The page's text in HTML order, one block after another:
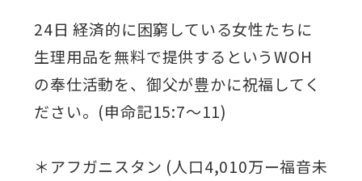
24日 経済的に困窮している女性たちに
生理用品を無料で提供するというWOH
の奉仕活動を、御父が豊かに祝福してく
ださい。(申命記15:7～11)
＊アフガニスタン (人口4,010万ー福音未